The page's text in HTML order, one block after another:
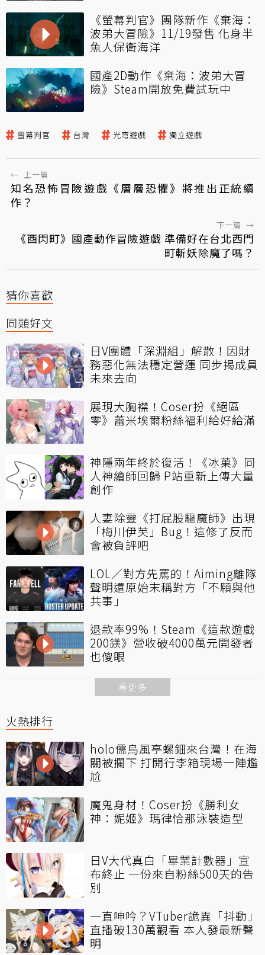
《螢幕判官》團隊新作《棄海：
波弟大冒險》11/19發售 化身半
魚人保衛海洋
國產2D動作《棄海：波弟大冒
險》Steam開放免費試玩中
螢幕判官 台灣 光穹遊戲 獨立遊戲
← 上一篇
知名恐怖冒險遊戲《層層恐懼》將推出正統續
作？
下一篇 →
《酉閃町》國產動作冒險遊戲 準備好在台北西門
町斬妖除魔了嗎？
猜你喜歡
同類好文
日V團體「深淵組」解散！因財
務惡化無法穩定營運 同步揭成員
未來去向
展現大胸襟！Coser扮《絕區
零》蕾米埃爾粉絲福利給好給滿
神隱兩年終於復活！《冰菓》同
人神繪師回歸 P站重新上傳大量
創作
人妻除靈《打屁股驅魔師》出現
「梅川伊芙」Bug！這修了反而
會被負評吧
LOL／對方先罵的！Aiming離隊
聲明還原始末稱對方「不願與他
共事」
退款率99%！Steam《這款遊戲
200鎂》營收破4000萬元開發者
也傻眼
看更多
火熱排行
holo儒烏風亭螺鈿來台灣！在海
關被攔下 打開行李箱現場一陣尷
尬
魔鬼身材！Coser扮《勝利女
神：妮姬》瑪律恰那泳裝造型
日V大代真白「畢業計數器」宣
布終止 一份來自粉絲500天的告
別
一直呻吟？VTuber詭異「抖動」
直播破130萬觀看 本人發最新聲
明